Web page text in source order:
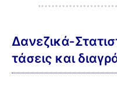
Δανεζικά-
τάσεις και